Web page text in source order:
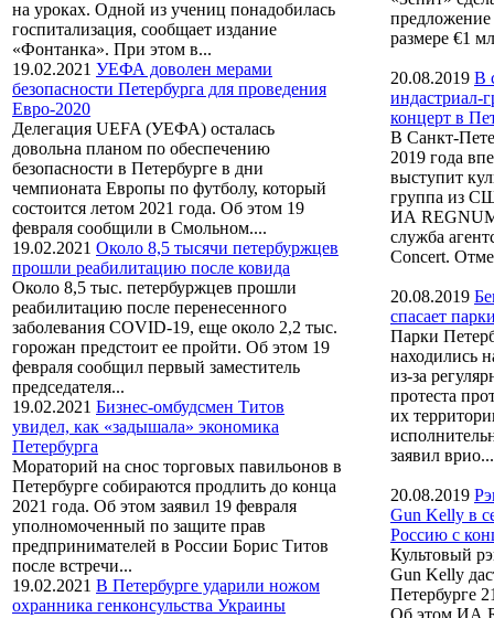
на уроках. Одной из учениц понадобилась
госпитализация, сообщает издание
«Фонтанка». При этом в...
19.02.2021 УЕФА доволен мерами
безопасности Петербурга для проведения
Евро-2020
Делегация UEFA (УЕФА) осталась
довольна планом по обеспечению
безопасности в Петербурге в дни
чемпионата Европы по футболу, который
состоится летом 2021 года. Об этом 19
февраля сообщили в Смольном....
19.02.2021 Около 8,5 тысячи петербуржцев
прошли реабилитацию после ковида
Около 8,5 тыс. петербуржцев прошли
реабилитацию после перенесенного
заболевания COVID-19, еще около 2,2 тыс.
горожан предстоит ее пройти. Об этом 19
февраля сообщил первый заместитель
председателя...
19.02.2021 Бизнес-омбудсмен Титов
увидел, как «задышала» экономика
Петербурга
Мораторий на снос торговых павильонов в
Петербурге собираются продлить до конца
2021 года. Об этом заявил 19 февраля
уполномоченный по защите прав
предпринимателей в России Борис Титов
после встречи...
19.02.2021 В Петербурге ударили ножом
охранника генконсульства Украины
размере €1
20.08.2019 В
индастриал-
концерт в
В Санкт-
2019 года
выступит
группа из
ИА
служба
Concert.
20.08.2019
спасает
Парки
находились
из-за
протеста
их
заявил врио...
20.08.2019
Gun Kelly в
Россию с
Культовый
Gun Kelly
Петербурге
Об этом ИА